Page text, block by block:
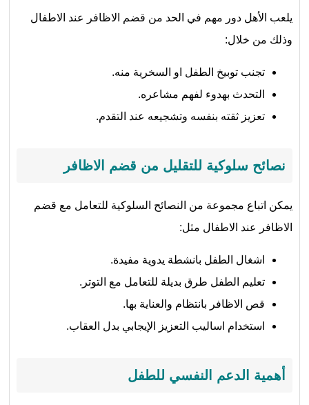
يلعب الأهل دور مهم في الحد من قضم الاظافر عند الاطفال
وذلك من خلال:
تجنب توبيخ الطفل او السخرية منه.
التحدث بهدوء لفهم مشاعره.
تعزيز ثقته بنفسه وتشجيعه عند التقدم.
نصائح سلوكية للتقليل من قضم الاظافر
يمكن اتباع مجموعة من النصائح السلوكية للتعامل مع قضم
الاظافر عند الاطفال مثل:
اشغال الطفل بانشطة يدوية مفيدة.
تعليم الطفل طرق بديلة للتعامل مع التوتر.
قص الاظافر بانتظام والعناية بها.
استخدام اساليب التعزيز الإيجابي بدل العقاب.
أهمية الدعم النفسي للطفل